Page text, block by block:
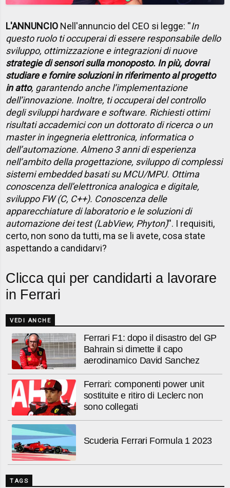
L'ANNUNCIO Nell'annuncio del CEO si legge: ''In
questo ruolo ti occuperai di essere responsabile dello
sviluppo, ottimizzazione e integrazioni di nuove
strategie di sensori sulla monoposto. In più, dovrai
studiare e fornire soluzioni in riferimento al progetto
in atto, garantendo anche l’implementazione
dell’innovazione. Inoltre, ti occuperai del controllo
degli sviluppi hardware e software. Richiesti ottimi
risultati accademici con un dottorato di ricerca o un
master in ingegneria elettronica, informatica o
dell’automazione. Almeno 3 anni di esperienza
nell’ambito della progettazione, sviluppo di complessi
sistemi embedded basati su MCU/MPU. Ottima
conoscenza dell’elettronica analogica e digitale,
sviluppo FW (C, C++). Conoscenza delle
apparecchiature di laboratorio e le soluzioni di
automazione dei test (LabView, Phyton)''. I requisiti,
certo, non sono da tutti, ma se li avete, cosa state
aspettando a candidarvi?
Clicca qui per candidarti a lavorare
in Ferrari
VEDI ANCHE
Ferrari F1: dopo il disastro del GP
Bahrain si dimette il capo
aerodinamico David Sanchez
Ferrari: componenti power unit
sostituite e ritiro di Leclerc non
sono collegati
Scuderia Ferrari Formula 1 2023
TAGS